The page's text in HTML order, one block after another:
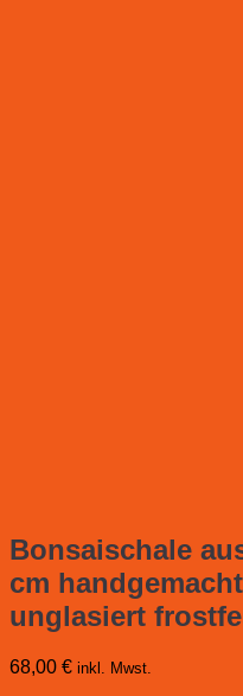
Bonsaischale
cm
unglasiert
68,00 € inkl. Mwst.